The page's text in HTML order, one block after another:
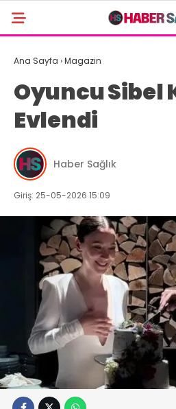
Ana Sayfa ›Magazin
Oyuncu Sibel
Evlendi
Haber Sağlık
Giriş: 25-05-2026 15:09